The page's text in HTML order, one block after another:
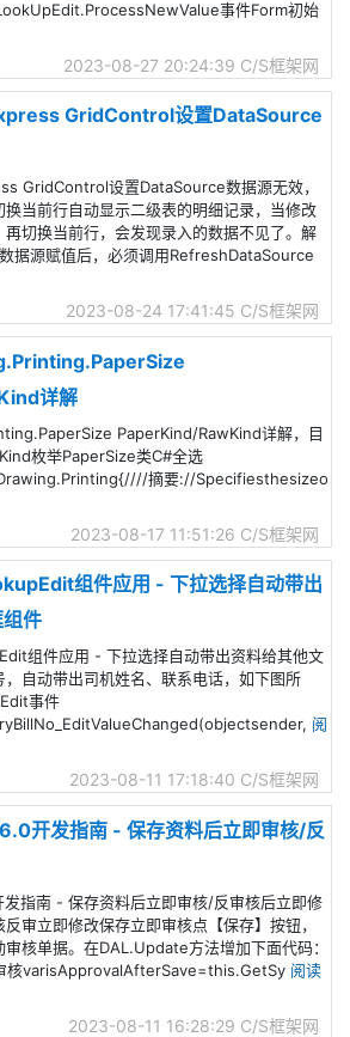
事件Form初始
2023-08-27 20:24:39 C/S框架网
GridControl设置DataSource
GridControl设置DataSource数据源无效，
当前行自动显示二级表的明细记录，当修改
切换当前行，会发现录入的数据不见了。解
据源赋值后，必须调用RefreshDataSource
2023-08-24 17:41:45 C/S框架网
详解
PaperKind/RawKind详解，目
枚举PaperSize类C#全选
摘要://Specifiesthesizeo
2023-08-17 11:51:26 C/S框架网
组件应用 - 下拉选择自动带出
件
组件应用 - 下拉选择自动带出资料给其他文
自动带出司机姓名、联系电话，如下图所
事件
阅
2023-08-11 17:18:40 C/S框架网
开发指南 - 保存资料后立即审核/反
指南 - 保存资料后立即审核/反审核后立即修
审立即修改保存立即审核点【保存】按钮，
核单据。在DAL.Update方法增加下面代码：
核varisApprovalAfterSave=this.GetSy 阅读
2023-08-11 16:28:29 C/S框架网